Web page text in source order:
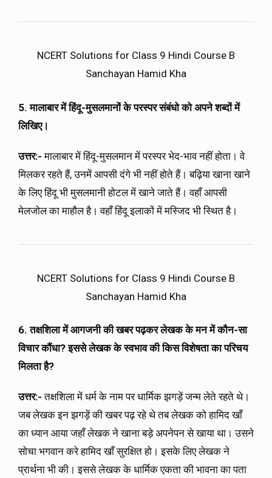
NCERT Solutions for Class 9 Hindi Course B
Sanchayan Hamid Kha
5. मालाबार में हिंदू-मुसलमानों के परस्पर संबंधो को अपने शब्दों में
लिखिए।
उत्तर:-मालाबार में हिंदू-मुसलमान में परस्पर भेद-भाव नहीं होता। वे
मिलकर रहते हैं, उनमें आपसी दंगे भी नहीं होते हैं। बढ़िया खाना खाने
के लिए हिंदू भी मुसलमानी होटल में खाने जाते हैं। वहाँ आपसी
मेलजोल का माहौल है। वहाँ हिंदू इलाकों में मस्जिद भी स्थित है।
NCERT Solutions for Class 9 Hindi Course B
Sanchayan Hamid Kha
6. तक्षशिला में आगजनी की खबर पढ़कर लेखक के मन में कौन-सा
विचार कौंधा? इससे लेखक के स्वभाव की किस विशेषता का परिचय
मिलता है?
उत्तर:-तक्षशिला में धर्म के नाम पर धार्मिक झगड़ें जन्म लेते रहते थे।
जब लेखक इन झगड़ें की खबर पढ़ रहे थे तब लेखक को हामिद खाँ
का ध्यान आया जहाँ लेखक ने खाना बड़े अपनेपन से खाया था। उसने
सोचा भगवान करे हामिद खाँ सुरक्षित हो। इसके लिए लेखक ने
प्रार्थना भी की। इससे लेखक के धार्मिक एकता की भावना का पता